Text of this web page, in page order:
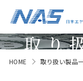
取り
HOME 取り扱い製品